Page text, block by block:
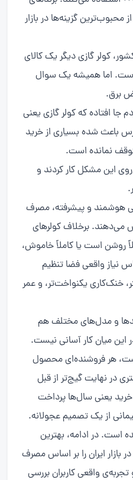
گزینه‌ها در بازار
کولر گازی دیگر یک کالای
اما همیشه یک سوال
برق.
افتاده که کولر گازی یعنی
باعث شده بسیاری از خرید
نمانده است.
روی این مشکل کار کردند و
هوشمند و پیشرفته، مصرف
برخلاف کولرهای
روشن است یا کاملاً خاموش،
نیاز واقعی فضا تنظیم
خنک‌کاری یکنواخت‌تر، و عمر
و مدل‌های مختلف هم
این میان کار آسانی نیست.
هر فروشنده‌ای محصول
در نهایت گیج‌تر از قبل
خرید یعنی سال‌ها پرداخت
از یک تصمیم عجولانه.
است. در ادامه، بهترین
بازار ایران را بر اساس مصرف
واقعی کاربران بررسی